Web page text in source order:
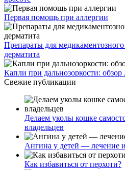
Первая помощь при аллергии
Препараты для
дерматита
Капли при дальнозоркости:
Свежие публикации
Делаем уколы кошке
владельцев
Ангина у детей — лечение
Как избавиться от перхоти?